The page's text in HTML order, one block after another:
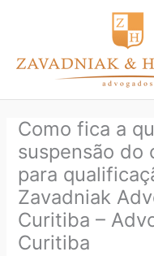
conteúdo
Como fica a
suspensão do
para
Zavadniak
Curitiba –
Curitiba